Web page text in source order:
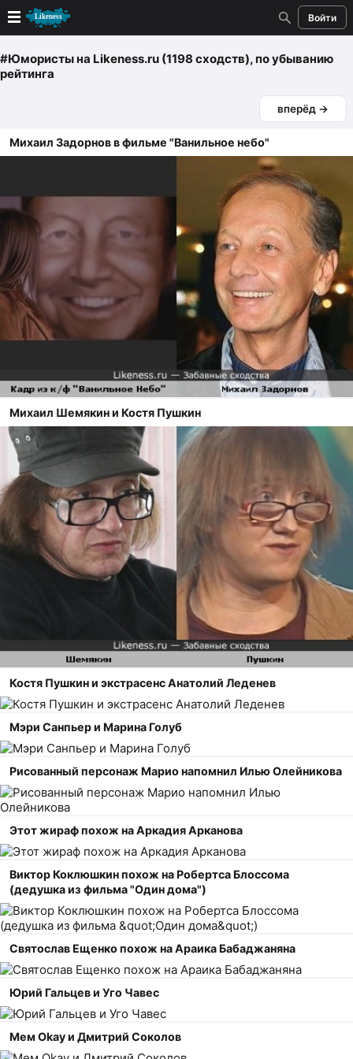
Войти
Новые
Голосование
Случайное сходство 👍
Создать сходство
Для публикации необходима авторизация
Поиск
#Юмористына Likeness.ru (1198 сходств), по убыванию
рейтинга
вперёд →
Михаил Задорнов в фильме "Ванильное небо"
Михаил Шемякин и Костя Пушкин
Костя Пушкин и экстрасенс Анатолий Леденев
Мэри Санпьер и Марина Голуб
Рисованный персонаж Марио напомнил Илью Олейникова
Этот жираф похож на Аркадия Арканова
Виктор Коклюшкин похож на Робертса Блоссома
(дедушка из фильма "Один дома")
Святослав Ещенко похож на Араика Бабаджаняна
Юрий Гальцев и Уго Чавес
Мем Okay и Дмитрий Соколов